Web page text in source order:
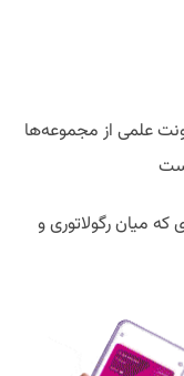
علمی از مجموعه‌ها
که میان رگولاتوری و